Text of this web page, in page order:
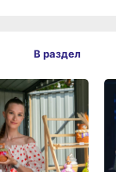
В раздел